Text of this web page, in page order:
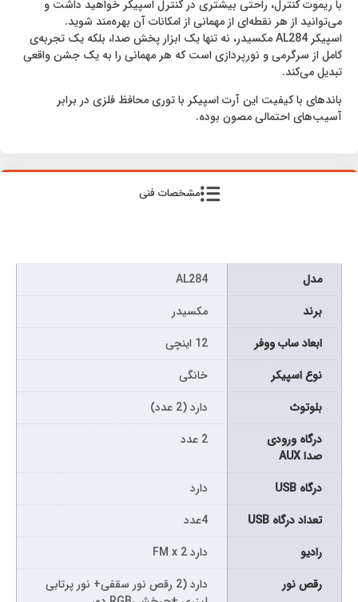
با ریموت کنترل، راحتی بیشتری در کنترل اسپیکر خواهید داشت و
می‌توانید از هر نقطه‌ای از مهمانی از امکانات آن بهره‌مند شوید.
اسپیکر AL284 مکسیدر، نه تنها یک ابزار پخش صدا، بلکه یک تجربه‌ی
کامل از سرگرمی و نورپردازی است که هر مهمانی را به یک جشن واقعی
تبدیل می‌کند.
باندهای با کیفیت این آرت اسپیکر با توری محافظ فلزی در برابر
آسیب‌های احتمالی مصون بوده.
مشخصات فنی
مدل
AL284
برند
مکسیدر
ابعاد ساب ووفر
12 اینچی
نوع اسپیکر
خانگی
بلوتوث
دارد (2 عدد)
درگاه ورودی
صدا AUX
2 عدد
درگاه USB
دارد
تعداد درگاه USB
4عدد
رادیو
دارد FM x 2
رقص نور
دارد (2 رقص نور سقفی+ نور پرتابی